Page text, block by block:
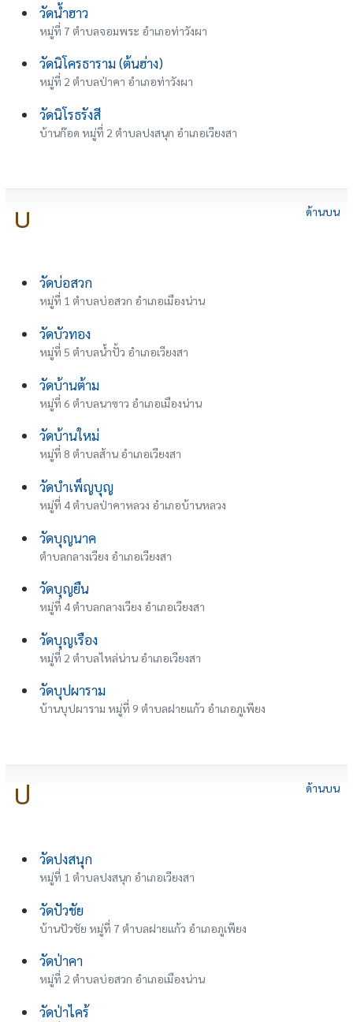
วัดน้ำฮาว
หมู่ที่ 7 ตำบลจอมพระ อำเภอท่าวังผา
วัดนิโครธาราม (ต้นฮ่าง)
หมู่ที่ 2 ตำบลป่าคา อำเภอท่าวังผา
วัดนิโรธรังสี
บ้านก๊อด หมู่ที่ 2 ตำบลปงสนุก อำเภอเวียงสา
ด้านบน
บ
วัดบ่อสวก
หมู่ที่ 1 ตำบลบ่อสวก อำเภอเมืองน่าน
วัดบัวทอง
หมู่ที่ 5 ตำบลน้ำปั้ว อำเภอเวียงสา
วัดบ้านต้าม
หมู่ที่ 6 ตำบลนาซาว อำเภอเมืองน่าน
วัดบ้านใหม่
หมู่ที่ 8 ตำบลส้าน อำเภอเวียงสา
วัดบำเพ็ญบุญ
หมู่ที่ 4 ตำบลป่าคาหลวง อำเภอบ้านหลวง
วัดบุญนาค
ตำบลกลางเวียง อำเภอเวียงสา
วัดบุญยืน
หมู่ที่ 4 ตำบลกลางเวียง อำเภอเวียงสา
วัดบุญเรือง
หมู่ที่ 2 ตำบลไหล่น่าน อำเภอเวียงสา
วัดบุปผาราม
บ้านบุปผาราม หมู่ที่ 9 ตำบลฝายแก้ว อำเภอภูเพียง
ด้านบน
ป
วัดปงสนุก
หมู่ที่ 1 ตำบลปงสนุก อำเภอเวียงสา
วัดปัวชัย
บ้านปัวชัย หมู่ที่ 7 ตำบลฝายแก้ว อำเภอภูเพียง
วัดป่าคา
หมู่ที่ 2 ตำบลบ่อสวก อำเภอเมืองน่าน
วัดป่าไคร้